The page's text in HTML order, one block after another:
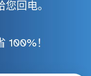
回电。
100%！